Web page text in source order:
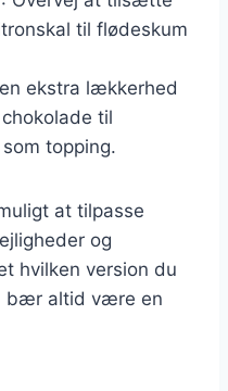
til flødeskum
ekstra lækkerhed
til
topping.
at tilpasse
og
hvilken version du
bær altid være en